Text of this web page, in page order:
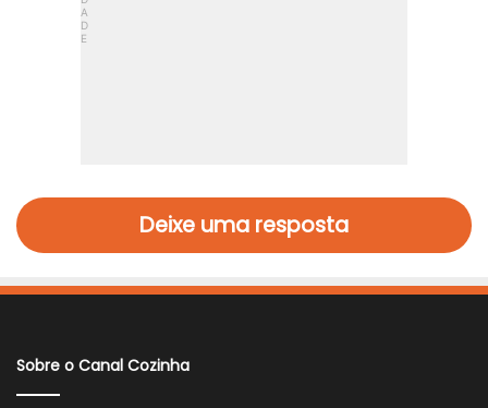
Deixe uma resposta
Sobre o Canal Cozinha